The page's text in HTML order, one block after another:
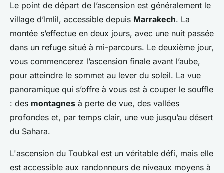
Le point de départ de l’ascension est généralement le
village d’Imlil, accessible depuis Marrakech. La
montée s’effectue en deux jours, avec une nuit passée
dans un refuge situé à mi-parcours. Le deuxième jour,
vous commencerez l’ascension finale avant l’aube,
pour atteindre le sommet au lever du soleil. La vue
panoramique qui s’offre à vous est à couper le souffle
: des montagnes à perte de vue, des vallées
profondes et, par temps clair, une vue jusqu’au désert
du Sahara.
L'ascension du Toubkal est un véritable défi, mais elle
est accessible aux randonneurs de niveaux moyens à